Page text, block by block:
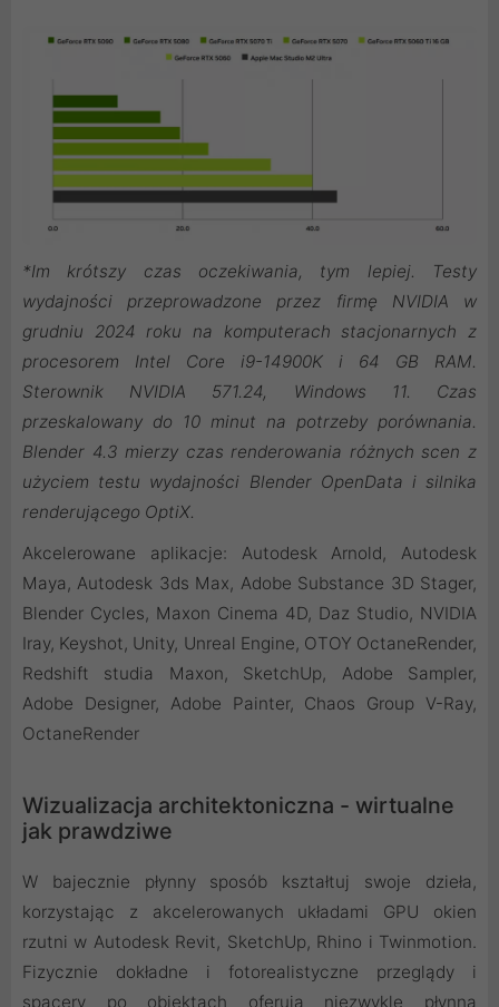
*Im krótszy czas oczekiwania, tym lepiej. Testy
wydajności przeprowadzone przez firmę NVIDIA w
grudniu 2024 roku na komputerach stacjonarnych z
procesorem Intel Core i9-14900K i 64 GB RAM.
Sterownik NVIDIA 571.24, Windows 11. Czas
przeskalowany do 10 minut na potrzeby porównania.
Blender 4.3 mierzy czas renderowania różnych scen z
użyciem testu wydajności Blender OpenData i silnika
renderującego OptiX.
Akcelerowane aplikacje: Autodesk Arnold, Autodesk
Maya, Autodesk 3ds Max, Adobe Substance 3D Stager,
Blender Cycles, Maxon Cinema 4D, Daz Studio, NVIDIA
Iray, Keyshot, Unity, Unreal Engine, OTOY OctaneRender,
Redshift studia Maxon, SketchUp, Adobe Sampler,
Adobe Designer, Adobe Painter, Chaos Group V-Ray,
OctaneRender
Wizualizacja architektoniczna - wirtualne
jak prawdziwe
W bajecznie płynny sposób kształtuj swoje dzieła,
korzystając z akcelerowanych układami GPU okien
rzutni w Autodesk Revit, SketchUp, Rhino i Twinmotion.
Fizycznie dokładne i fotorealistyczne przeglądy i
spacery po obiektach oferują niezwykle płynną